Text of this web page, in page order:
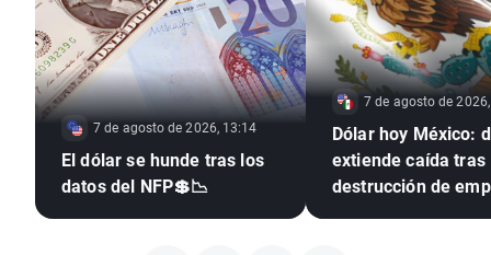
7 de agosto de 2026, 13:14
El dólar se hunde tras los
datos del NFP💲📉
7 de agosto de
Dólar hoy México:
extiende caída tras
destrucción de